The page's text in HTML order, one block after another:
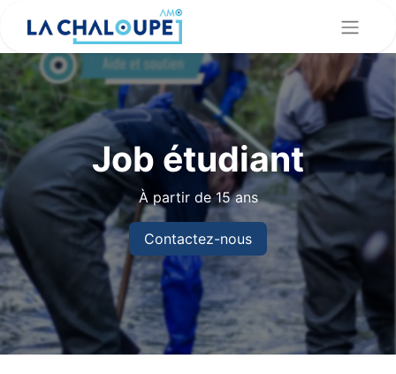
Job étudiant
À partir de 15 ans
Contactez-nous